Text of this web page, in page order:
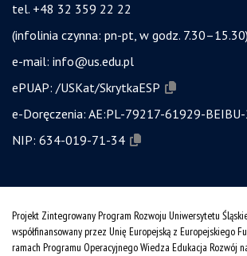
tel. +48 32 359 22 22
(infolinia czynna: pn-pt, w godz. 7.30–15.30)
e-mail: info@us.edu.pl
ePUAP: /USKat/SkrytkaESP
e-Doręczenia: AE:PL-79217-61929-
NIP: 634-019-71-34
Projekt Zintegrowany Program Rozwoju Uniwersytetu
współfinansowany przez Unię Europejską z Europejskiego
ramach Programu Operacyjnego Wiedza Edukacja Rozwój